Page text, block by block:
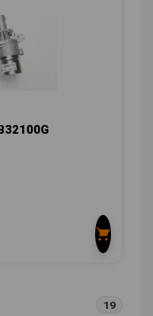
19